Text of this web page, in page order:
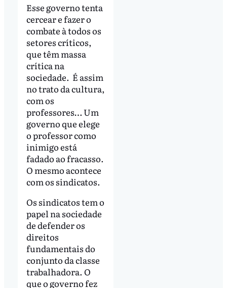
Esse governo tenta
cercear e fazer o
combate à todos os
setores críticos,
que têm massa
crítica na
sociedade. É assim
no trato da cultura,
com os
professores… Um
governo que elege
o professor como
inimigo está
fadado ao fracasso.
O mesmo acontece
com os sindicatos.
Os sindicatos tem o
papel na sociedade
de defender os
direitos
fundamentais do
conjunto da classe
trabalhadora. O
que o governo fez